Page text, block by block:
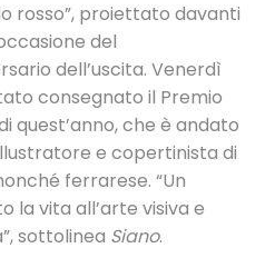
rosso”, proiettato davanti
del
dell’uscita. Venerdì
consegnato il Premio
quest’anno, che è andato
e copertinista di
ferrarese. “Un
la vita all’arte visiva e
sottolinea Siano.